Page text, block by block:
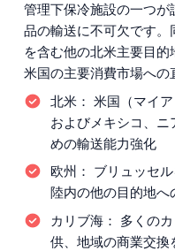
管理下保冷施設の一つ
品の輸送に不可欠です
を含む他の北米主要目的
米国の主要消費市場への
北米： 米国（マイ
およびメキシコ、
めの輸送能力強化
欧州： ブリュッセ
陸内の他の目的地へ
カリブ海： 多くの
供、地域の商業交換